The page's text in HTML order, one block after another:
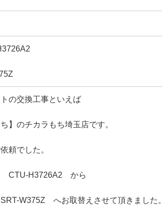
の交換工事といえば
】のチカラもち埼玉店です。
頼でした。
CTU-H3726A2 から
W375Z へお取替えさせて頂きました。